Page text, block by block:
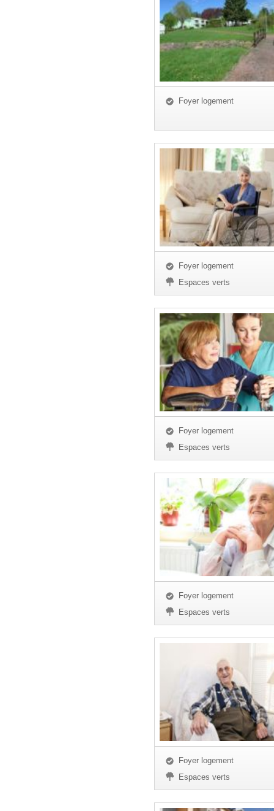
Foyer logement
Foyer logement
Espaces verts
Foyer logement
Espaces verts
Foyer logement
Espaces verts
Foyer logement
Espaces verts